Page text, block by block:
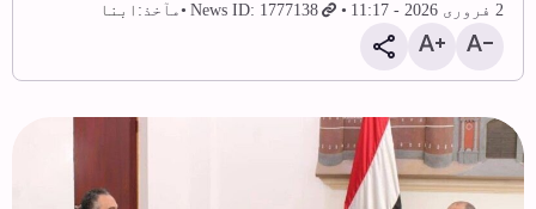
2 فروری 2026 - 11:17 News ID: 1777138 مآخذ: ابنا